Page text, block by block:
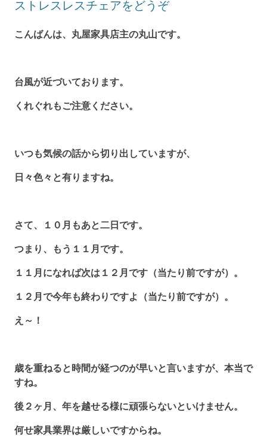
ストレスレスチェアをどうぞ
こんばんは、丸屋家具店主の丸山です。
台風が近づいております。
くれぐれもご注意ください。
いつも気候の話から切り出していますが、
日々色々と有りますね。
さて、１０月もあと二日です。
つまり、もう１１月です。
１１月になれば次は１２月です（当たり前ですが）。
１２月で今年も終わりですよ（当たり前ですが）。
え～！
歳を重ねると時間が経つのが早いと言いますが、本当で
すね。
後２ヶ月、年を越せる様に頑張らないといけません。
何せ家具業界は厳しいですからね。